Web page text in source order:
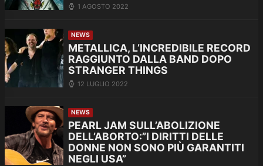
1 AGOSTO 2022
NEWS
METALLICA, L’INCREDIBILE RECORD
RAGGIUNTO DALLA BAND DOPO
STRANGER THINGS
12 LUGLIO 2022
NEWS
PEARL JAM SULL’ABOLIZIONE
DELL’ABORTO:”I DIRITTI DELLE
DONNE NON SONO PIÙ GARANTITI
NEGLI USA”